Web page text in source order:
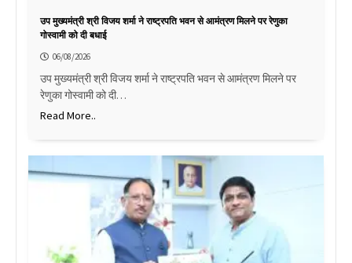
उप मुख्यमंत्री श्री विजय शर्मा ने राष्ट्रपति भवन से आमंत्रण मिलने पर रेणुका
गोस्वामी को दी बधाई
06/08/2026
उप मुख्यमंत्री श्री विजय शर्मा ने राष्ट्रपति भवन से आमंत्रण मिलने पर
रेणुका गोस्वामी को दी…
Read More..